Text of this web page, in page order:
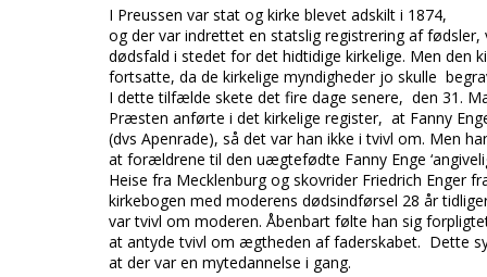
I Preussen var stat og kirke blevet adskilt i 1874,
og der var indrettet en statslig registrering af fødsler,
dødsfald i stedet for det hidtidige kirkelige. Men den
fortsatte, da de kirkelige myndigheder jo skulle
I dette tilfælde skete det fire dage senere, den 31.
Præsten anførte i det kirkelige register, at Fanny
(dvs Apenrade), så det var han ikke i tvivl om. Men
at forældrene til den uægtefødte Fanny Enge
Heise fra Mecklenburg og skovrider Friedrich Enger
kirkebogen med moderens dødsindførsel 28 år
var tvivl om moderen. Åbenbart følte han sig
at antyde tvivl om ægtheden af faderskabet. Dette
at der var en mytedannelse i gang.